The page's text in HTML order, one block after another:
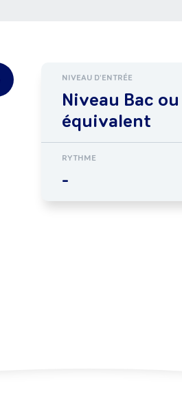
NIVEAU D'ENTRÉE
Niveau Bac ou
équivalent
RYTHME
-